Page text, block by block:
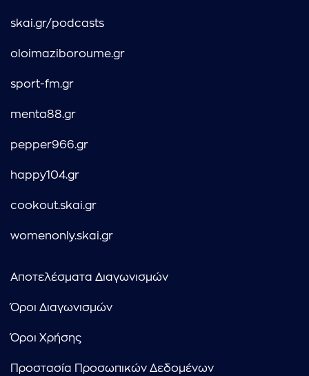
skai.gr/podcasts
oloimaziboroume.gr
sport-fm.gr
menta88.gr
pepper966.gr
happy104.gr
cookout.skai.gr
womenonly.skai.gr
Αποτελέσματα Διαγωνισμών
Όροι Διαγωνισμών
Όροι Χρήσης
Προστασία Προσωπικών Δεδομένων